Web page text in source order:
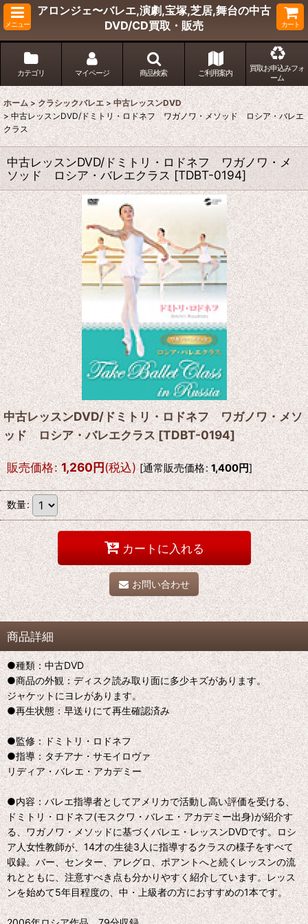
メニュー
アロンジェ〜バレエ,演劇,宝塚,芝居,舞台の中古
DVD/CD買取・販売
カート
カテゴリ マイページ 商品検索 ご利用案内
買取お申込みフォ
ーム
ホーム > クラシックバレエ > 中古レッスンDVD
> 中古レッスンDVD/ドミトリ・ロドネフ ワガノワ・メソッド ロシア・バレエ
クラス
中古レッスンDVD/ドミトリ・ロドネフ ワガノワ・メ
ソッド ロシア・バレエクラス [TDBT-0194]
中古レッスンDVD/ドミトリ・ロドネフ ワガノワ・メソ
ッド ロシア・バレエクラス [TDBT-0194]
販売価格: 1,260円(税込) [通常販売価格: 1,400円]
数量:
カートに入れる
お問い合わせ
商品詳細
●種類：中古DVD
●商品の外観：ディスク読み取り面に多少キズがあります。
ジャケットにヨレがあります。
●再生状態：早送りにて再生確認済み
●監修：ドミトリ・ロドネフ
●指導：タチアナ・サモイロヴァ
リディア・バレエ・アカデミー
●内容：バレエ指導者としてアメリカで活動し高い評価を受ける、
ドミトリ・ロドネフ(モスクワ・バレエ・アカデミー出身)が紹介す
る、ワガノワ・メソッドに基づくバレエ・レッスンDVDです。ロシ
ア人女性教師が、14才の生徒3人に指導するクラスの様子をすべて
収録。バー、センター、アレグロ、ポアントへと続くレッスンの流
れとともに、注意すべき点も分かりやすく紹介しています。レッス
ンを始めて5年目程度の、中・上級者の方におすすめの1本です。